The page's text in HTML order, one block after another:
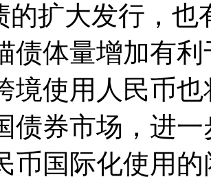
的扩大发行，
债体量增加有
境使用人民币
债券市场，进
币国际化使用